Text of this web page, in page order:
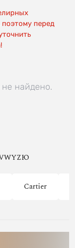
перед
найдено.
WYZЮ
Cartier